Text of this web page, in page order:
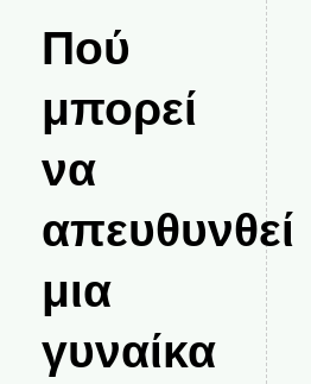
Πού
μπορεί
να
απευθυνθεί
μια
γυναίκα